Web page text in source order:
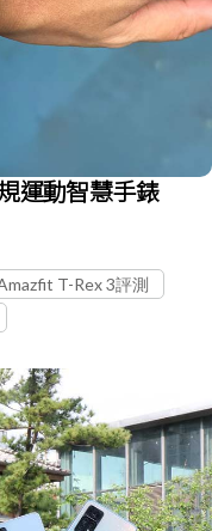
運動智慧手錶
T-Rex 3評測